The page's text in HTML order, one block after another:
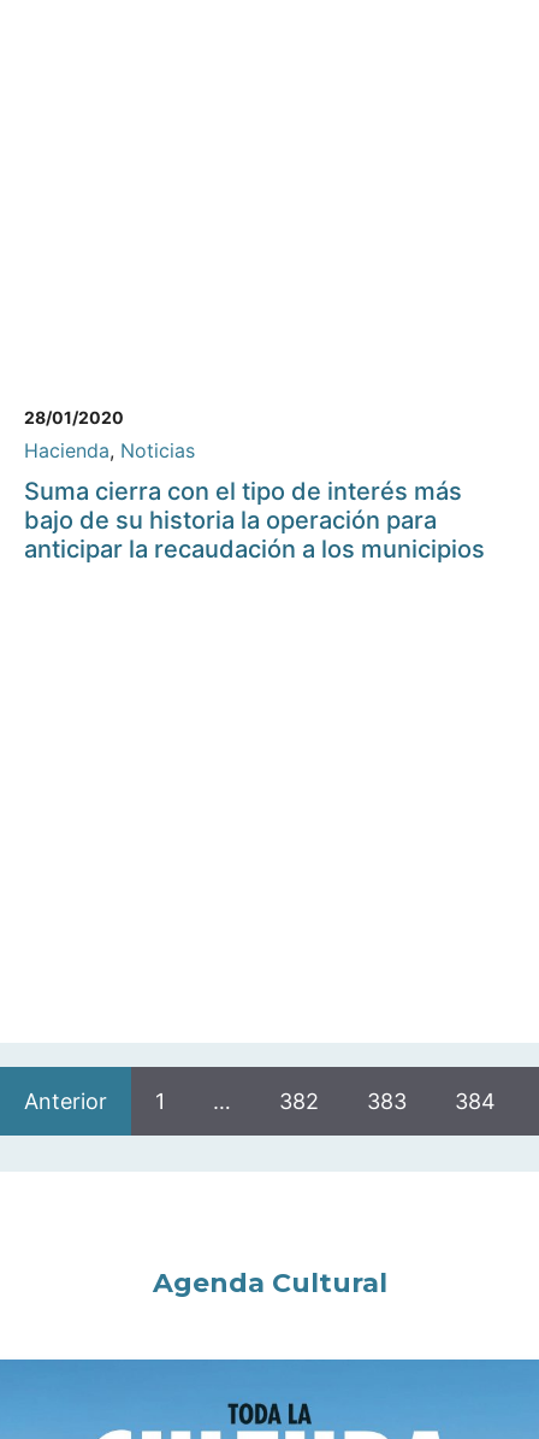
28/01/2020
Hacienda, Noticias
Suma cierra con el tipo de interés más
bajo de su historia la operación para
anticipar la recaudación a los municipios
Anterior 1 … 382 383 384
Agenda Cultural